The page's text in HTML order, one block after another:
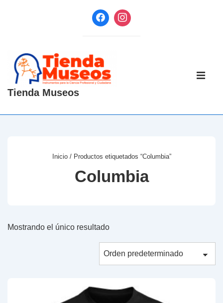
principal
Tienda Museos
Inicio/ Productos etiquetados “Columbia”
Columbia
Mostrando el único resultado